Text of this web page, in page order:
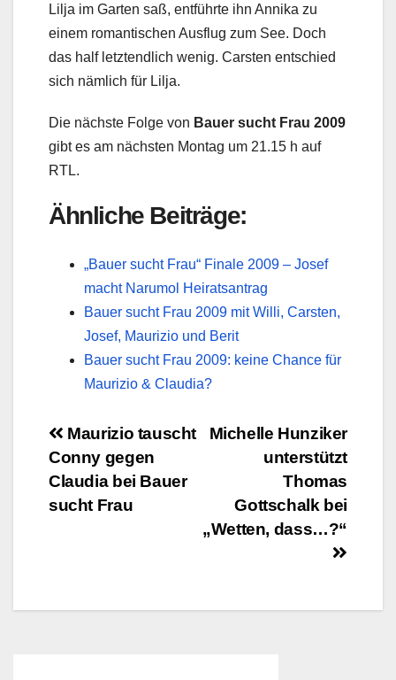
Lilja im Garten saß, entführte ihn Annika zu
einem romantischen Ausflug zum See. Doch
das half letztendlich wenig. Carsten entschied
sich nämlich für Lilja.
Die nächste Folge von Bauer sucht Frau 2009
gibt es am nächsten Montag um 21.15 h auf
RTL.
Ähnliche Beiträge:
„Bauer sucht Frau“ Finale 2009 – Josef
macht Narumol Heiratsantrag
Bauer sucht Frau 2009 mit Willi, Carsten,
Josef, Maurizio und Berit
Bauer sucht Frau 2009: keine Chance für
Maurizio & Claudia?
BeitragsnavigationMichelle Hunziker
unterstützt
Thomas
Gottschalk bei
„Wetten, dass…?“
Maurizio tauscht
Conny gegen
Claudia bei Bauer
sucht Frau